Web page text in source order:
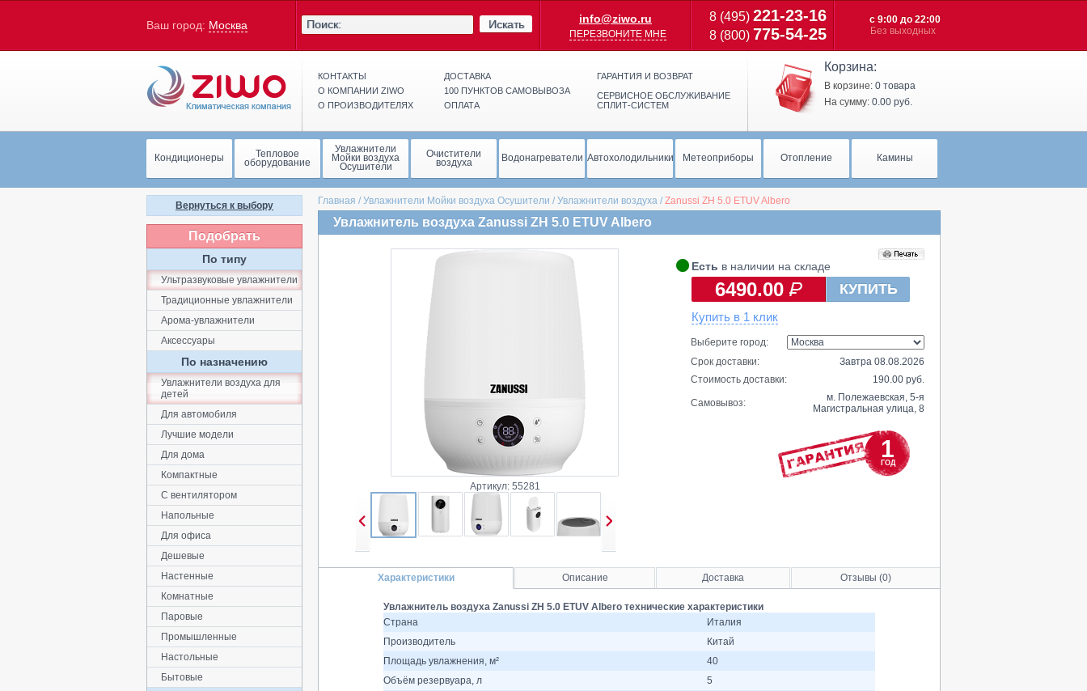
Ваш город: Москва Искать info@ziwo.ru
ПЕРЕЗВОНИТЕ МНЕ
8 (495) 221-23-16
8 (800) 775-54-25
с 9:00 до 22:00
Без выходных
КОНТАКТЫ
О КОМПАНИИ ZIWO
О ПРОИЗВОДИТЕЛЯХ
ДОСТАВКА
100 ПУНКТОВ САМОВЫВОЗА
ОПЛАТА
ГАРАНТИЯ И ВОЗВРАТ
СЕРВИСНОЕ ОБСЛУЖИВАНИЕ
СПЛИТ-СИСТЕМ
Корзина:
В корзине: 0 товара
На сумму: 0.00 руб.
Кондиционеры Тепловое
оборудование
Увлажнители
Мойки воздуха
Осушители
Очистители
воздуха Водонагреватели Автохолодильники Метеоприборы Отопление Камины
Главная / Увлажнители Мойки воздуха Осушители / Увлажнители воздуха / Zanussi ZH 5.0 ETUV Albero
Увлажнитель воздуха Zanussi ZH 5.0 ETUV Albero
Артикул: 55281
🞄 Есть в наличии на складе
6490.00 КУПИТЬ
Купить в 1 клик
Выберите город:
Срок доставки:
Завтра 08.08.2026
Стоимость доставки:
190.00 руб.
Самовывоз:
м. Полежаевская, 5-я
Магистральная улица, 8
1
ГОД
Характеристики Описание Доставка Отзывы (0)
Увлажнитель воздуха Zanussi ZH 5.0 ETUV Albero технические характеристики
Страна
Италия
Производитель
Китай
Площадь увлажнения, м²
40
Объём резервуара, л
5
Вернуться к выбору
Подобрать
По типу
Ультразвуковые увлажнители
Традиционные увлажнители
Арома-увлажнители
Аксессуары
По назначению
Увлажнители воздуха для
детей
Для автомобиля
Лучшие модели
Для дома
Компактные
С вентилятором
Напольные
Для офиса
Дешевые
Настенные
Комнатные
Паровые
Промышленные
Настольные
Бытовые